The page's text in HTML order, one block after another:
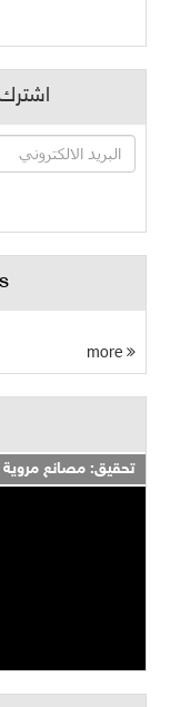
اشترك
تحقيق: مصانع